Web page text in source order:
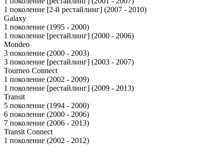
1 поколение [2-й рестайлинг] (2007 - 2010)
Galaxy
1 поколение (1995 - 2000)
1 поколение [рестайлинг] (2000 - 2006)
Mondeo
3 поколение (2000 - 2003)
3 поколение [рестайлинг] (2003 - 2007)
Tourneo Connect
1 поколение (2002 - 2009)
1 поколение [рестайлинг] (2009 - 2013)
Transit
5 поколение (1994 - 2000)
6 поколение (2000 - 2006)
7 поколение (2006 - 2013)
Transit Connect
1 поколение (2002 - 2012)